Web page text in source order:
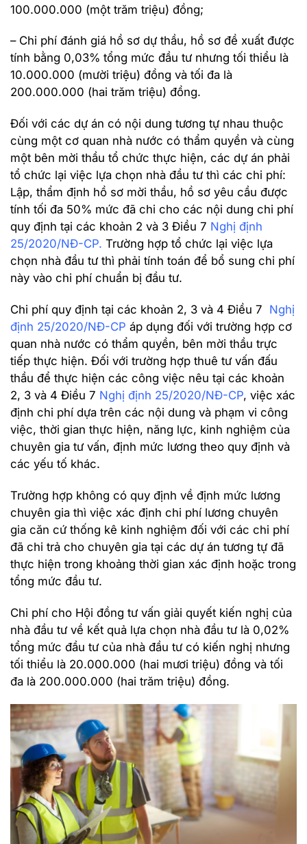
100.000.000 (một trăm triệu) đồng;
– Chi phí đánh giá hồ sơ dự thầu, hồ sơ đề xuất được
tính bằng 0,03% tổng mức đầu tư nhưng tối thiểu là
10.000.000 (mười triệu) đồng và tối đa là
200.000.000 (hai trăm triệu) đồng.
Đối với các dự án có nội dung tương tự nhau thuộc
cùng một cơ quan nhà nước có thẩm quyền và cùng
một bên mời thầu tổ chức thực hiện, các dự án phải
tổ chức lại việc lựa chọn nhà đầu tư thì các chi phí:
Lập, thẩm định hồ sơ mời thầu, hồ sơ yêu cầu được
tính tối đa 50% mức đã chi cho các nội dung chi phí
quy định tại các khoản 2 và 3 Điều 7 Nghị định
25/2020/NĐ-CP. Trường hợp tổ chức lại việc lựa
chọn nhà đầu tư thì phải tính toán để bổ sung chi phí
này vào chi phí chuẩn bị đầu tư.
Chi phí quy định tại các khoản 2, 3 và 4 Điều 7 Nghị
định 25/2020/NĐ-CP áp dụng đối với trường hợp cơ
quan nhà nước có thẩm quyền, bên mời thầu trực
tiếp thực hiện. Đối với trường hợp thuê tư vấn đấu
thầu để thực hiện các công việc nêu tại các khoản
2, 3 và 4 Điều 7 Nghị định 25/2020/NĐ-CP, việc xác
định chi phí dựa trên các nội dung và phạm vi công
việc, thời gian thực hiện, năng lực, kinh nghiệm của
chuyên gia tư vấn, định mức lương theo quy định và
các yếu tố khác.
Trường hợp không có quy định về định mức lương
chuyên gia thì việc xác định chi phí lương chuyên
gia căn cứ thống kê kinh nghiệm đối với các chi phí
đã chi trả cho chuyên gia tại các dự án tương tự đã
thực hiện trong khoảng thời gian xác định hoặc trong
tổng mức đầu tư.
Chi phí cho Hội đồng tư vấn giải quyết kiến nghị của
nhà đầu tư về kết quả lựa chọn nhà đầu tư là 0,02%
tổng mức đầu tư của nhà đầu tư có kiến nghị nhưng
tối thiểu là 20.000.000 (hai mươi triệu) đồng và tối
đa là 200.000.000 (hai trăm triệu) đồng.